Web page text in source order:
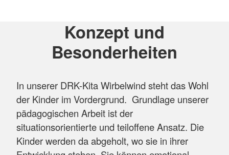
Konzept und
Besonderheiten
In unserer DRK-Kita Wirbelwind steht das Wohl
der Kinder im Vordergrund. Grundlage unserer
pädagogischen Arbeit ist der
situationsorientierte und teiloffene Ansatz. Die
Kinder werden da abgeholt, wo sie in ihrer